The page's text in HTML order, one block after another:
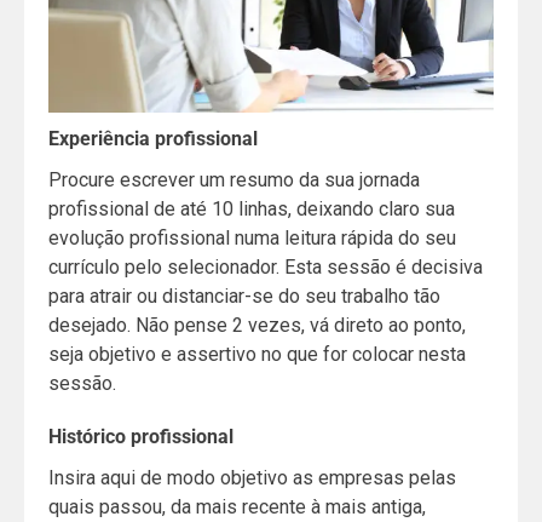
Experiência profissional
Procure escrever um resumo da sua jornada
profissional de até 10 linhas, deixando claro sua
evolução profissional numa leitura rápida do seu
currículo pelo selecionador. Esta sessão é decisiva
para atrair ou distanciar-se do seu trabalho tão
desejado. Não pense 2 vezes, vá direto ao ponto,
seja objetivo e assertivo no que for colocar nesta
sessão.
Histórico profissional
Insira aqui de modo objetivo as empresas pelas
quais passou, da mais recente à mais antiga,